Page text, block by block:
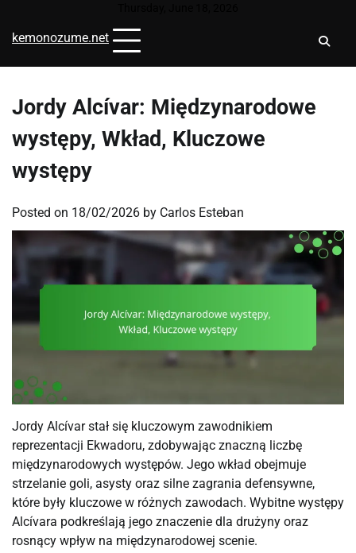
content
kemonozume.net
Jordy Alcívar: Międzynarodowe
występy, Wkład, Kluczowe
występy
Posted on 18/02/2026 by Carlos Esteban
Jordy Alcívar stał się kluczowym zawodnikiem
reprezentacji Ekwadoru, zdobywając znaczną liczbę
międzynarodowych występów. Jego wkład obejmuje
strzelanie goli, asysty oraz silne zagrania defensywne,
które były kluczowe w różnych zawodach. Wybitne występy
Alcívara podkreślają jego znaczenie dla drużyny oraz
rosnący wpływ na międzynarodowej scenie.